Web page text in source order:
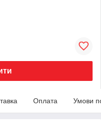
Оплата Умови